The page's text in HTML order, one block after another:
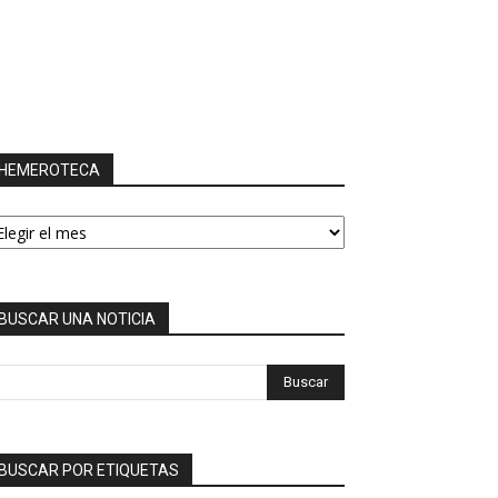
UNA NOTICIA
POR ETIQUETAS